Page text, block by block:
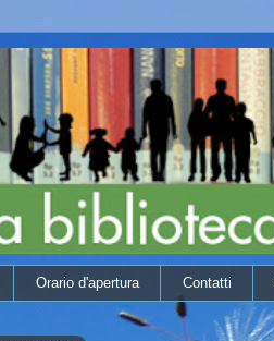
Orario d'apertura Contatti